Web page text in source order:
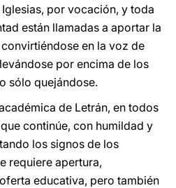
por vocación, y toda
están llamadas a aportar la
en la voz de
por encima de los
sólo quejándose.
de Letrán, en todos
continúe, con humildad y
los signos de los
requiere apertura,
educativa, pero también